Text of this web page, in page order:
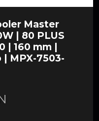
Master
| 80 PLUS
| 160 mm |
| MPX-7503-